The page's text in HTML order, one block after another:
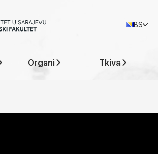
BS
Organi Tkiva